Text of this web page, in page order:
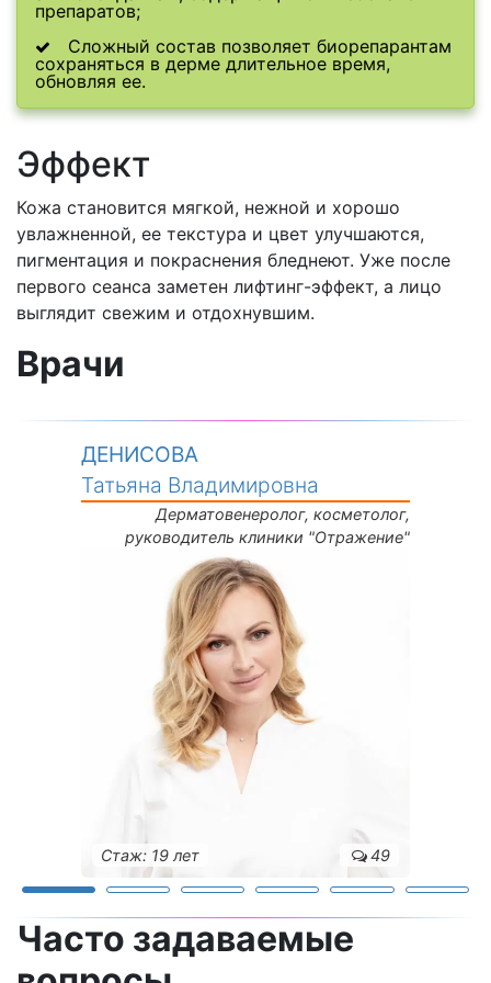
препаратов;
Сложный состав позволяет биорепарантам
сохраняться в дерме длительное время,
обновляя ее.
Эффект
Кожа становится мягкой, нежной и хорошо
увлажненной, ее текстура и цвет улучшаются,
пигментация и покраснения бледнеют. Уже после
первого сеанса заметен лифтинг-эффект, а лицо
выглядит свежим и отдохнувшим.
Врачи
ДЕНИСОВА
Татьяна Владимировна
Дерматовенеролог, косметолог,
руководитель клиники "Отражение"
Стаж: 19 лет 49
Часто задаваемые